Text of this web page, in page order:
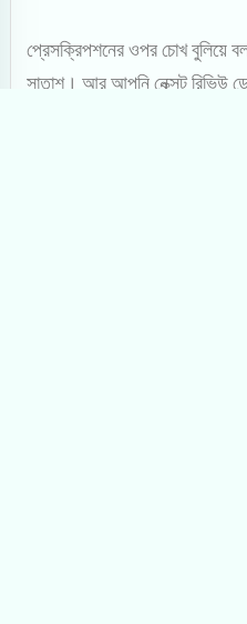
প্রেসক্রিপশনের ওপর চোখ বুলিয়ে
সাতাশ। আর আপনি নেক্সট রিভিউ